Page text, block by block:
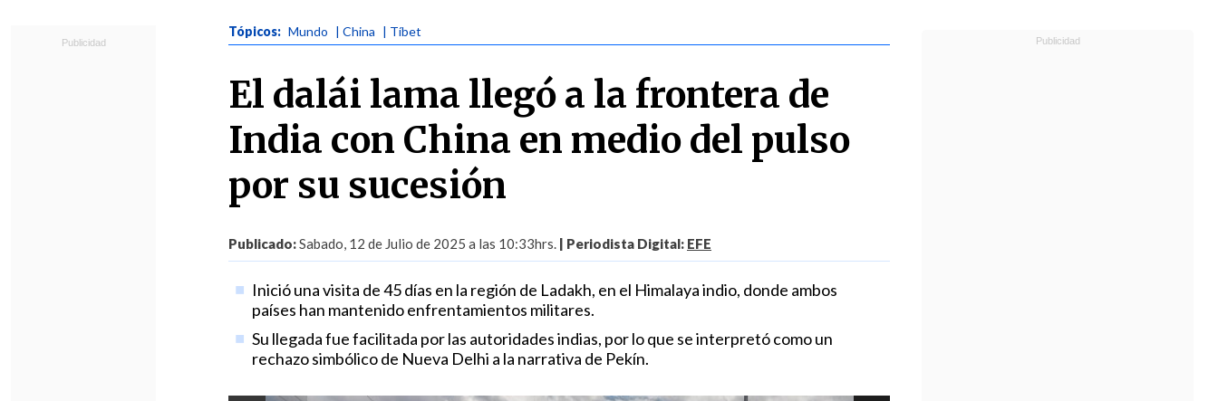
Tópicos: Mundo | China | Tíbet
El dalái lama llegó a la frontera de
India con China en medio del pulso
por su sucesión
Publicado:Sabado, 12 de Julio de 2025 a las 10:33hrs. | Periodista Digital: EFE
Inició una visita de 45 días en la región de Ladakh, en el Himalaya indio, donde ambos
países han mantenido enfrentamientos militares.
Su llegada fue facilitada por las autoridades indias, por lo que se interpretó como un
rechazo simbólico de Nueva Delhi a la narrativa de Pekín.